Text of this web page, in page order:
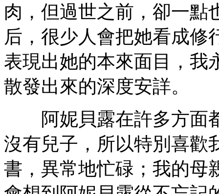
肉，但過世之前，卻一點
后，很少人會把她看成修
表現出她的本來面目，我
散發出來的深度安詳。
阿妮貝露在許多方面
沒有兒子，所以特別喜歡
書，異常地忙碌；我的母